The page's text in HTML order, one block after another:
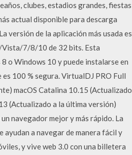
clubes, estadios grandes, fiestas
actual disponible para descarga
versión de la aplicación más usada es
Vista/7/8/10 de 32 bits. Esta
o Windows 10 y puede instalarse en
100 % segura. VirtualDJ PRO Full
macOS Catalina 10.15 (Actualizado
(Actualizado a la última versión)
navegador mejor y más rápido. La
a navegar de manera fácil y
y vive web 3.0 con una billetera